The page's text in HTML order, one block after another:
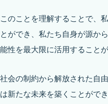
このことを理解することで、
とができ、私たち自身が源か
能性を最大限に活用することが
社会の制約から解放された自
は新たな未来を築くことができ